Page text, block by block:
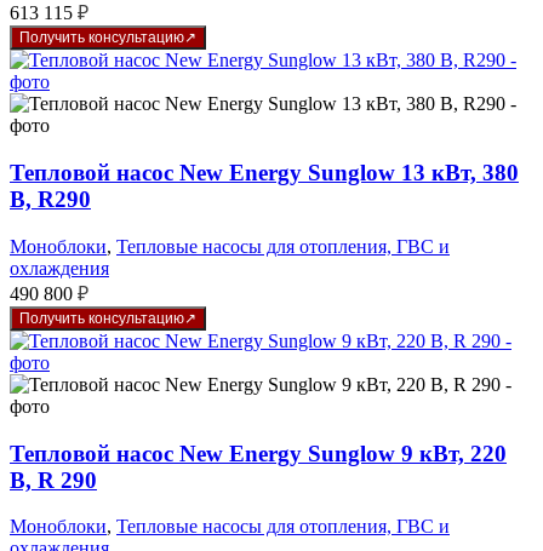
613 115 ₽
Получить консультацию
Тепловой насос New Energy Sunglow 13 кВт, 380
В, R290
Моноблоки, Тепловые насосы для отопления, ГВС и
охлаждения
490 800 ₽
Получить консультацию
Тепловой насос New Energy Sunglow 9 кВт, 220
В, R 290
Моноблоки, Тепловые насосы для отопления, ГВС и